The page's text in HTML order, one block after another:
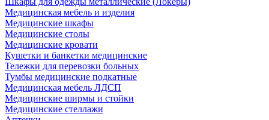
Медицинская мебель и изделия
Медицинские шкафы
Медицинские столы
Медицинские кровати
Кушетки и банкетки медицинские
Тележки для перевозки больных
Тумбы медицинские подкатные
Медицинская мебель ЛДСП
Медицинские ширмы и стойки
Медицинские стеллажи